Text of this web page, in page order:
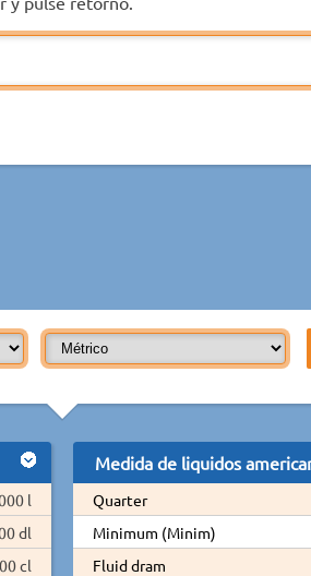
l
dl
cl
Medida de liquidos
Quarter
Minimum (Minim)
Fluid dram